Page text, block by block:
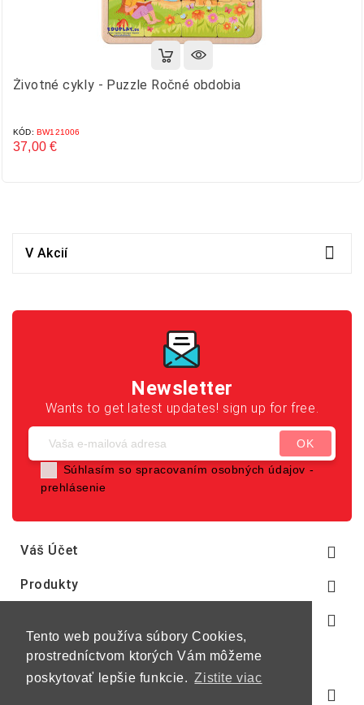
Tento web používa súbory Cookies,
prostredníctvom ktorých Vám môžeme
poskytovať lepšie funkcie. Zistite viac
Životné cykly - Puzzle Ročné obdobia
KÓD: BW121006
37,00 €
V Akcií 
Newsletter
Wants to get latest updates! sign up for free.
Súhlasím so spracovaním osobných údajov -
prehlásenie
Váš Účet 
Produkty 

